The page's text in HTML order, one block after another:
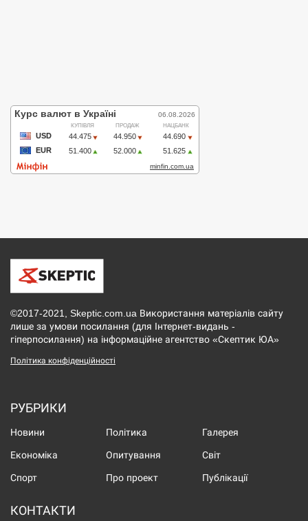
©2017-2021, Skeptic.com.ua Використання матеріалів сайту
лише за умови посилання (для Інтернет-видань -
гіперпосилання) на інформаційне агентство «Скептик ЮА»
Політика конфіденційності
РУБРИКИ
Новини Політика Галерея
Економіка Опитування Світ
Спорт Про проект Публікації
КОНТАКТИ